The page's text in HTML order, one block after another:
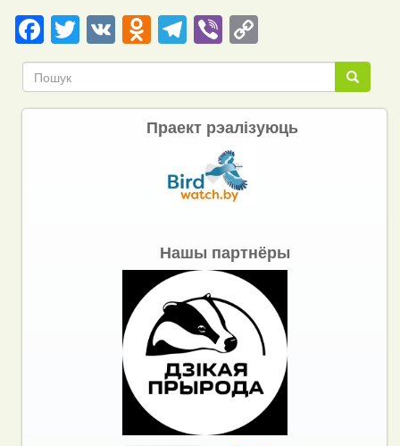
Facebook
Twitter
VKOdnoklassniki
Telegram
ViberCopy
Link Пошук
Пошук
Праект рэалізуюць
Нашы партнёры